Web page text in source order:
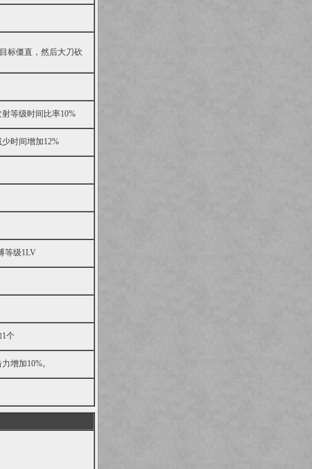
标僵直，然后大刀砍
等级时间比率10%
时间增加12%
等级1LV
个
增加10%。